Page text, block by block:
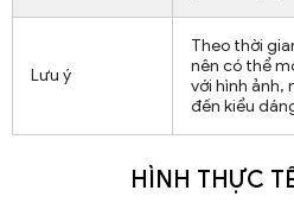
Lưu ý
Theo thời
nên có thể
với hình ảnh,
đến kiểu
HÌNH THỰC